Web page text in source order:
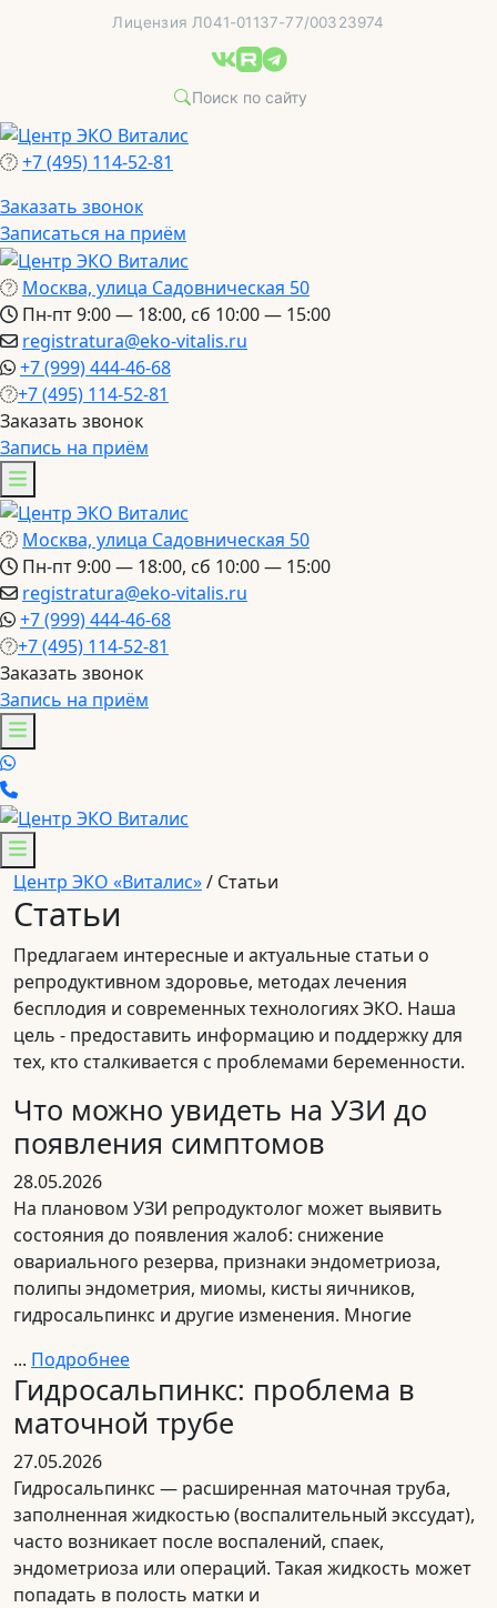
Лицензия Л041-01137-77/00323974
+7 (495) 114-52-81
Заказать звонок
Записаться на приём
Москва, улица Садовническая 50
Пн-пт 9:00 — 18:00, сб 10:00 — 15:00
registratura@eko-vitalis.ru
+7 (999) 444-46-68
+7 (495) 114-52-81
Заказать звонок
Запись на приём
Москва, улица Садовническая 50
Пн-пт 9:00 — 18:00, сб 10:00 — 15:00
registratura@eko-vitalis.ru
+7 (999) 444-46-68
+7 (495) 114-52-81
Заказать звонок
Запись на приём
Центр ЭКО «Виталис»/ Статьи
Статьи
Предлагаем интересные и актуальные статьи о
репродуктивном здоровье, методах лечения
бесплодия и современных технологиях ЭКО. Наша
цель - предоставить информацию и поддержку для
тех, кто сталкивается с проблемами беременности.
Что можно увидеть на УЗИ до
появления симптомов
28.05.2026
На плановом УЗИ репродуктолог может выявить
состояния до появления жалоб: снижение
овариального резерва, признаки эндометриоза,
полипы эндометрия, миомы, кисты яичников,
гидросальпинкс и другие изменения. Многие
... Подробнее
Гидросальпинкс: проблема в
маточной трубе
27.05.2026
Гидросальпинкс — расширенная маточная труба,
заполненная жидкостью (воспалительный экссудат),
часто возникает после воспалений, спаек,
эндометриоза или операций. Такая жидкость может
попадать в полость матки и